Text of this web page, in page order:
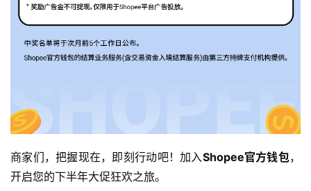
商家们，把握现在，即刻行动吧！加入Shopee官方钱包，
开启您的下半年大促狂欢之旅。